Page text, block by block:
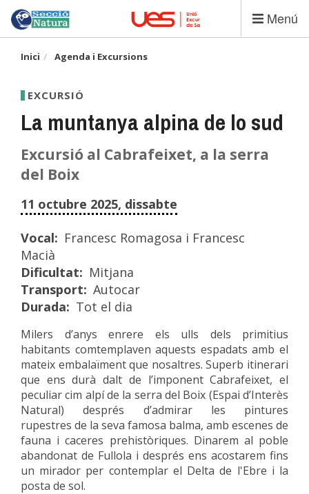
Vés
contingut
Menú
Inici Agenda i Excursions
EXCURSIÓ
La muntanya alpina de lo sud
Excursió al Cabrafeixet, a la serra
del Boix
11 octubre 2025, dissabte
Vocal
Francesc Romagosa i Francesc
Macià
Dificultat
Mitjana
Transport
Autocar
Durada
Tot el dia
Milers d’anys enrere els ulls dels primitius
habitants comtemplaven aquests espadats amb el
mateix embalaïment que nosaltres. Superb itinerari
que ens durà dalt de l’imponent Cabrafeixet, el
peculiar cim alpí de la serra del Boix (Espai d’Interès
Natural) després d’admirar les pintures
rupestres de la seva famosa balma, amb escenes de
fauna i caceres prehistòriques. Dinarem al poble
abandonat de Fullola i després ens acostarem fins
un mirador per contemplar el Delta de l'Ebre i la
posta de sol.